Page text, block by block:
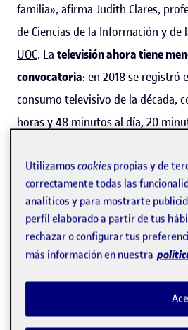
familia», afirma Judith Clares,
de Ciencias de la Información y de
UOC. La televisión ahora tiene
convocatoria: en 2018 se registró
consumo televisivo de la década,
horas y 48 minutos al día, 20
Las plataformas de vídeo a la
nuestra forma de «ver» la
entenderla, y no solo eso: han
elaborar contenidos, deofrecerlos
revolución seriéfila. El impacto del
de la producción original»,
Utilizamos cookiespropias y de
correctamente todas las
analíticos y para mostrarte
perfil elaborado a partir de tus
rechazar o configurar tus
más información en nuestra